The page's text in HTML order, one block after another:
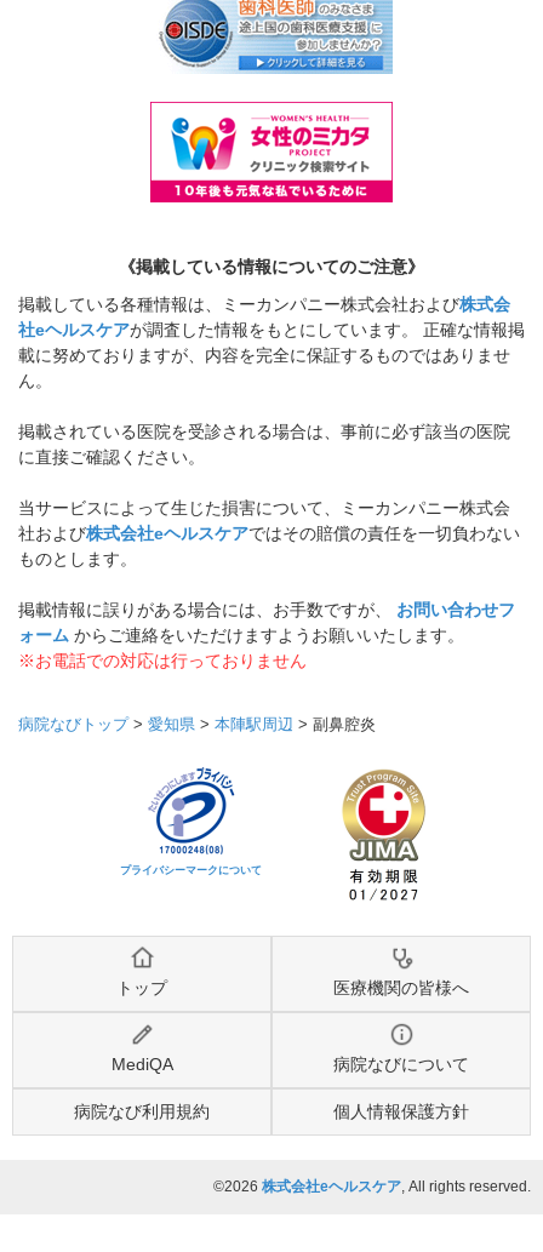
《掲載している情報についてのご注意》
掲載している各種情報は、ミーカンパニー株式会社および株式会
社eヘルスケアが調査した情報をもとにしています。 正確な情報掲
載に努めておりますが、内容を完全に保証するものではありませ
ん。
掲載されている医院を受診される場合は、事前に必ず該当の医院
に直接ご確認ください。
当サービスによって生じた損害について、ミーカンパニー株式会
社および株式会社eヘルスケアではその賠償の責任を一切負わない
ものとします。
掲載情報に誤りがある場合には、お手数ですが、 お問い合わせフ
ォーム からご連絡をいただけますようお願いいたします。
※お電話での対応は行っておりません
病院なびトップ> 愛知県 > 本陣駅周辺 > 副鼻腔炎
プライバシーマークについて
トップ 医療機関の皆様へ
MediQA 病院なびについて
病院なび利用規約 個人情報保護方針
©2026 株式会社eヘルスケア, All rights reserved.